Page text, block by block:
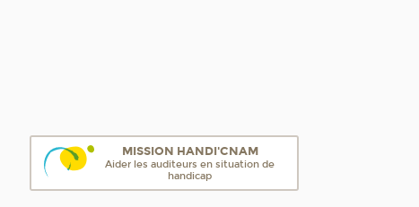
MISSION HANDI'CNAM
Aider les auditeurs en situation de
handicap